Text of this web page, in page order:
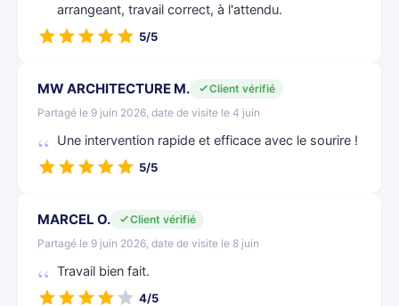
arrangeant, travail correct, à l'attendu.
5/5
MW ARCHITECTURE M.
Client vérifié
Partagé le 9 juin 2026, date de visite le 4 juin
Une intervention rapide et efficace avec le sourire !
5/5
MARCEL O.
Client vérifié
Partagé le 9 juin 2026, date de visite le 8 juin
Travail bien fait.
4/5